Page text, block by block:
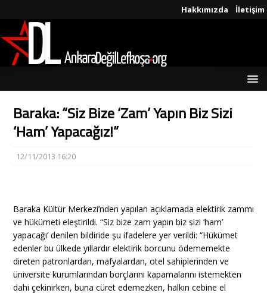
Hakkımızda İletişim
Baraka: “Siz Bize ‘Zam’ Yapın Biz Sizi
‘Ham’ Yapacağız!”
12/11/2013 16:20
Baraka Kültür Merkezi’nden yapılan açıklamada elektirik zammı
ve hükümeti eleştirildi. “Siz bize zam yapın biz sizi ‘ham’
yapacağı’ denilen bildiride şu ifadelere yer verildi: “Hükümet
edenler bu ülkede yıllardır elektirik borcunu ödememekte
direten patronlardan, mafyalardan, otel sahiplerinden ve
üniversite kurumlarından borçlarını kapamalarını istemekten
dahi çekinirken, buna cüret edemezken, halkın cebine el